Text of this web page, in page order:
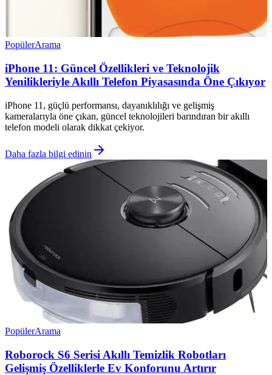
PopülerArama
iPhone 11: Güncel Özellikleri ve Teknolojik
Yenilikleriyle Akıllı Telefon Piyasasında Öne Çıkıyor
iPhone 11, güçlü performansı, dayanıklılığı ve gelişmiş
kameralarıyla öne çıkan, güncel teknolojileri barındıran bir akıllı
telefon modeli olarak dikkat çekiyor.
Daha fazla bilgi edinin
PopülerArama
Roborock S6 Serisi Akıllı Temizlik Robotları
Gelişmiş Özelliklerle Ev Konforunu Artırır